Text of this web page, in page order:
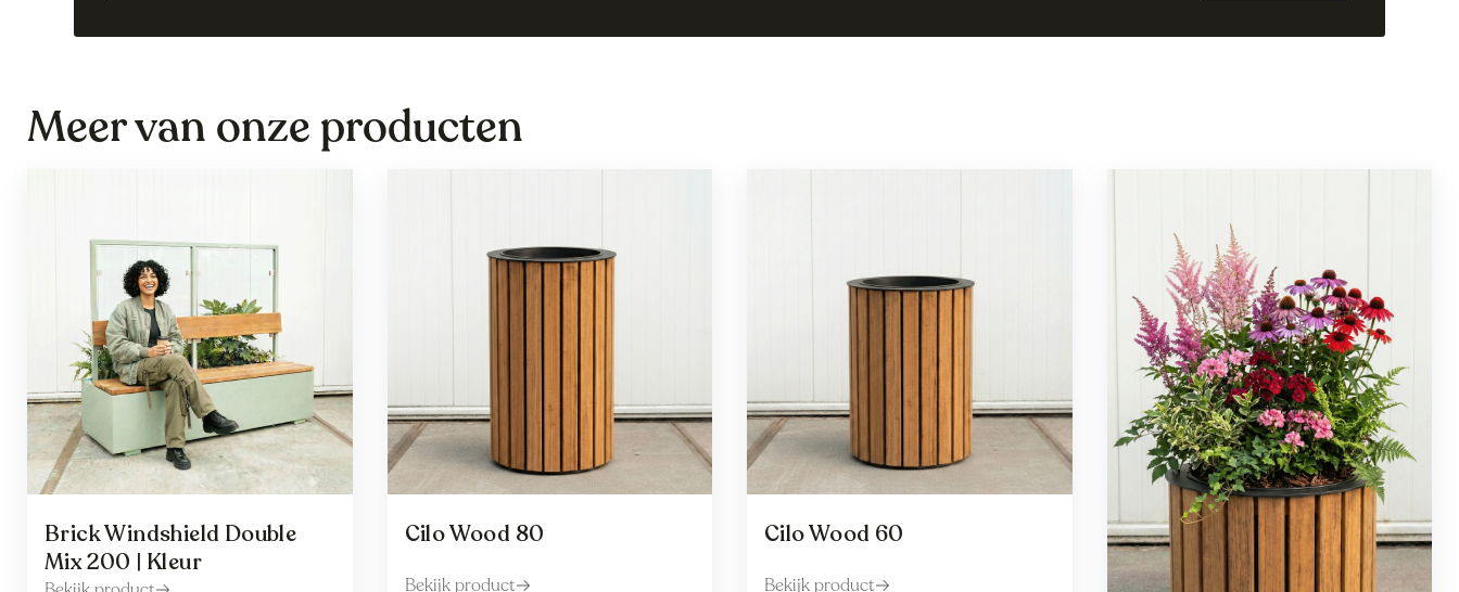
Meer van onze producten
Brick Windshield Double
Mix 200 | Kleur
Cilo Wood 80
Bekijk product
Cilo Wood 60
Bekijk product